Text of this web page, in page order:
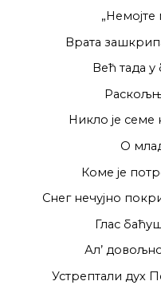
„Немојте
Врата
Већ тада
Никло је семе
О
Коме је
Снег нечујно
Глас
Ал’
Устрептали дух